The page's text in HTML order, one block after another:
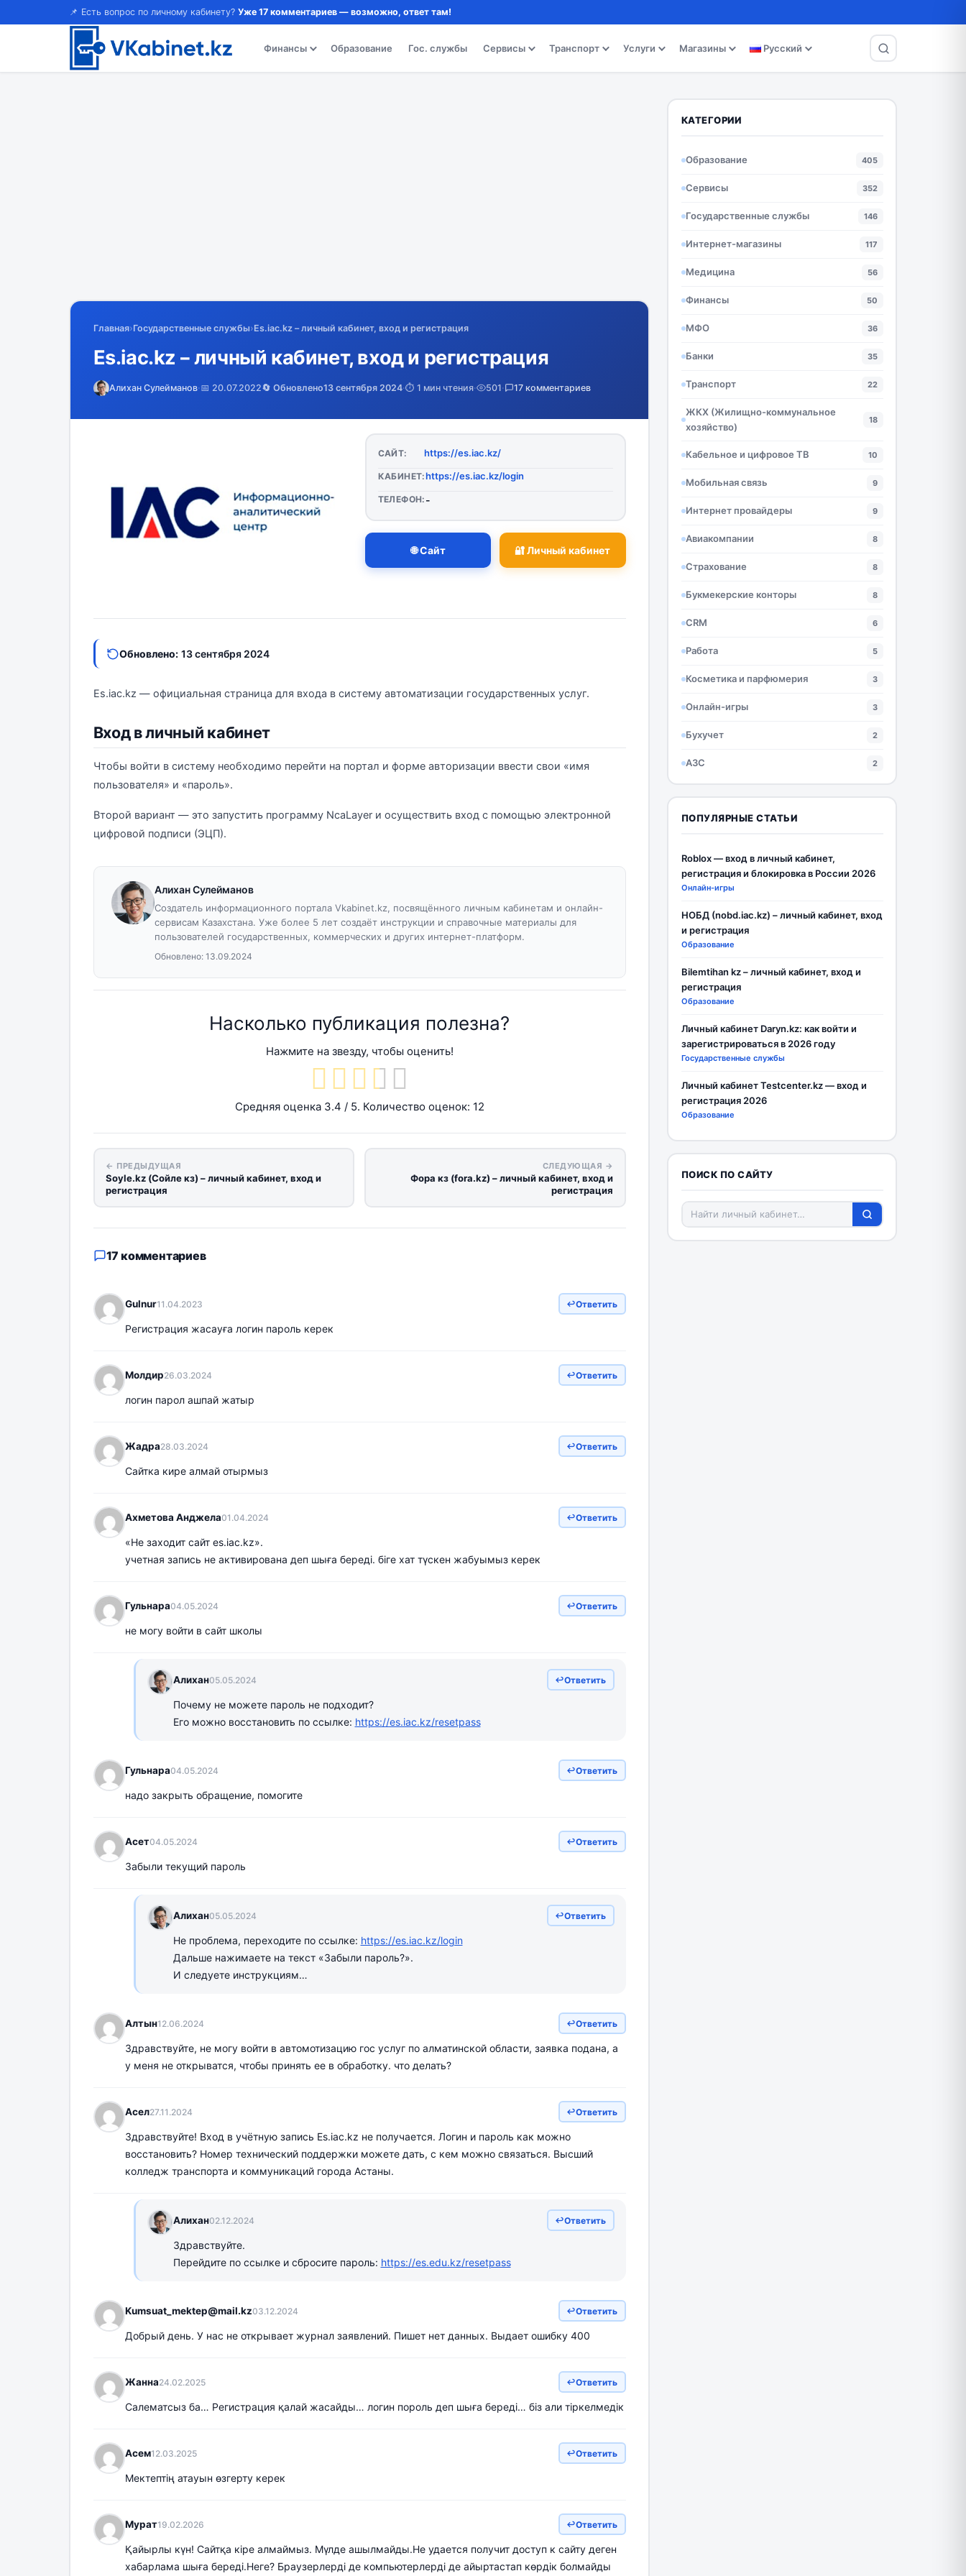
📌 Есть вопрос по личному кабинету? Уже 17 комментариев — возможно, ответ там!
Финансы Образование Гос. службы Сервисы Транспорт Услуги Магазины Русский
Главная›Государственные службы›Es.iac.kz – личный кабинет, вход и регистрация
Es.iac.kz – личный кабинет, вход и регистрация
Алихан Сулейманов·📅 20.07.2022🔄 Обновлено13 сентября 2024·⏱️ 1 мин чтения· 501· 17 комментариев
САЙТ: https://es.iac.kz/
КАБИНЕТ:https://es.iac.kz/login
ТЕЛЕФОН: -
🌐 Сайт 🔐 Личный кабинет
Обновлено: 13 сентября 2024
Es.iac.kz — официальная страница для входа в систему автоматизации государственных услуг.
Вход в личный кабинет
Чтобы войти в систему необходимо перейти на портал и форме авторизации ввести свои «имя
пользователя» и «пароль».
Второй вариант — это запустить программу NcaLayer и осуществить вход с помощью электронной
цифровой подписи (ЭЦП).
Алихан Сулейманов
Создатель информационного портала Vkabinet.kz, посвящённого личным кабинетам и онлайн-
сервисам Казахстана. Уже более 5 лет создаёт инструкции и справочные материалы для
пользователей государственных, коммерческих и других интернет-платформ.
Обновлено: 13.09.2024
Насколько публикация полезна?
Нажмите на звезду, чтобы оценить!
Средняя оценка 3.4 / 5. Количество оценок: 12
← ПРЕДЫДУЩАЯ
Soyle.kz (Сойле кз) – личный кабинет, вход и
регистрация
СЛЕДУЮЩАЯ →
Фора кз (fora.kz) – личный кабинет, вход и
регистрация
17 комментариев
Gulnur11.04.2023 Ответить
Регистрация жасауға логин пароль керек
Молдир26.03.2024 Ответить
логин парол ашпай жатыр
Жадра28.03.2024 Ответить
Сайтка кире алмай отырмыз
Ахметова Анджела01.04.2024 Ответить
«Не заходит сайт es.iac.kz».
учетная запись не активирована деп шыға береді. біге хат түскен жабуымыз керек
Гульнара04.05.2024 Ответить
не могу войти в сайт школы
Алихан05.05.2024 Ответить
Почему не можете пароль не подходит?
Его можно восстановить по ссылке: https://es.iac.kz/resetpass
Гульнара04.05.2024 Ответить
надо закрыть обращение, помогите
Асет04.05.2024 Ответить
Забыли текущий пароль
Алихан05.05.2024 Ответить
Не проблема, переходите по ссылке: https://es.iac.kz/login
Дальше нажимаете на текст «Забыли пароль?».
И следуете инструкциям…
Алтын12.06.2024 Ответить
Здравствуйте, не могу войти в автомотизацию гос услуг по алматинской области, заявка подана, а
у меня не открыватся, чтобы принять ее в обработку. что делать?
Асел27.11.2024 Ответить
Здравствуйте! Вход в учётную запись Es.iac.kz не получается. Логин и пароль как можно
восстановить? Номер технический поддержки можете дать, с кем можно связаться. Высший
колледж транспорта и коммуникаций города Астаны.
Алихан02.12.2024 Ответить
Здравствуйте.
Перейдите по ссылке и сбросите пароль: https://es.edu.kz/resetpass
Kumsuat_mektep@mail.kz03.12.2024 Ответить
Добрый день. У нас не открывает журнал заявлений. Пишет нет данных. Выдает ошибку 400
Жанна24.02.2025 Ответить
Салематсыз ба… Регистрация қалай жасайды… логин пороль деп шыға береді… біз али тіркелмедік
Асем12.03.2025 Ответить
Мектептің атауын өзгерту керек
Мурат19.02.2026 Ответить
Қайырлы күн! Сайтқа кіре алмаймыз. Мүлде ашылмайды.Не удается получит доступ к сайту деген
хабарлама шыға береді.Неге? Браузерлерді де компьютерлерді де айыртастап көрдік болмайды
КАТЕГОРИИ
Образование 405
Сервисы 352
Государственные службы 146
Интернет-магазины 117
Медицина 56
Финансы 50
МФО 36
Банки 35
Транспорт 22
ЖКХ (Жилищно-коммунальное
хозяйство)
18
Кабельное и цифровое ТВ 10
Мобильная связь 9
Интернет провайдеры 9
Авиакомпании 8
Страхование 8
Букмекерские конторы 8
CRM 6
Работа 5
Косметика и парфюмерия 3
Онлайн-игры 3
Бухучет 2
АЗС 2
ПОПУЛЯРНЫЕ СТАТЬИ
Roblox — вход в личный кабинет,
регистрация и блокировка в России 2026
Онлайн-игры
НОБД (nobd.iac.kz) – личный кабинет, вход
и регистрация
Образование
Bilemtihan kz – личный кабинет, вход и
регистрация
Образование
Личный кабинет Daryn.kz: как войти и
зарегистрироваться в 2026 году
Государственные службы
Личный кабинет Testcenter.kz — вход и
регистрация 2026
Образование
ПОИСК ПО САЙТУ